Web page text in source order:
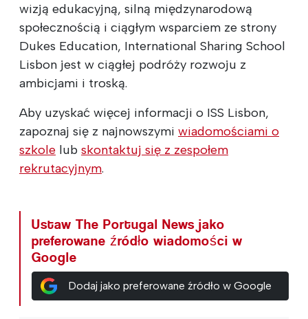
wizją edukacyjną, silną międzynarodową
społecznością i ciągłym wsparciem ze strony
Dukes Education, International Sharing School
Lisbon jest w ciągłej podróży rozwoju z
ambicjami i troską.
Aby uzyskać więcej informacji o ISS Lisbon,
zapoznaj się z najnowszymi wiadomościami o
szkole lub skontaktuj się z zespołem
rekrutacyjnym.
Ustaw The Portugal News jako
preferowane źródło wiadomości w
Google
Dodaj jako preferowane źródło w Google